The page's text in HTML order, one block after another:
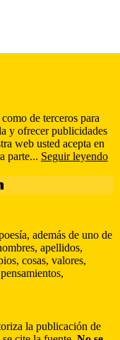
de terceros para
y ofrecer publicidades
web usted acepta en
parte... Seguir leyendo
además de uno de
apellidos,
cosas, valores,
la publicación de